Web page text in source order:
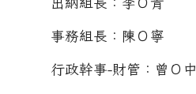
出納組長：李Ｏ青
事務組長：陳Ｏ寧
行政幹事-財管：曾Ｏ中